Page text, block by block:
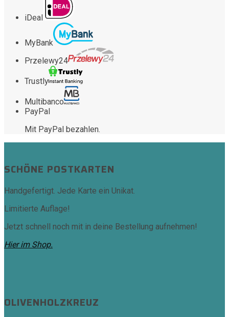
iDeal
MyBank
Przelewy24
Trustly
Multibanco
PayPal
Mit PayPal bezahlen.
SCHÖNE POSTKARTEN
Handgefertigt. Jede Karte ein Unikat.
Limitierte Auflage!
Jetzt schnell noch mit in deine Bestellung aufnehmen!
Hier im Shop.
OLIVENHOLZKREUZ